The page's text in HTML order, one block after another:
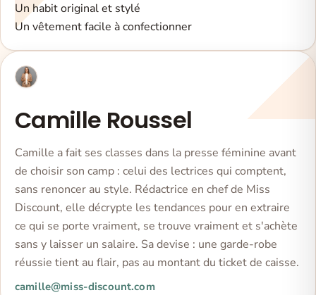
Un habit original et stylé
Un vêtement facile à confectionner
Camille Roussel
Camille a fait ses classes dans la presse féminine avant
de choisir son camp : celui des lectrices qui comptent,
sans renoncer au style. Rédactrice en chef de Miss
Discount, elle décrypte les tendances pour en extraire
ce qui se porte vraiment, se trouve vraiment et s'achète
sans y laisser un salaire. Sa devise : une garde-robe
réussie tient au flair, pas au montant du ticket de caisse.
camille@miss-discount.com